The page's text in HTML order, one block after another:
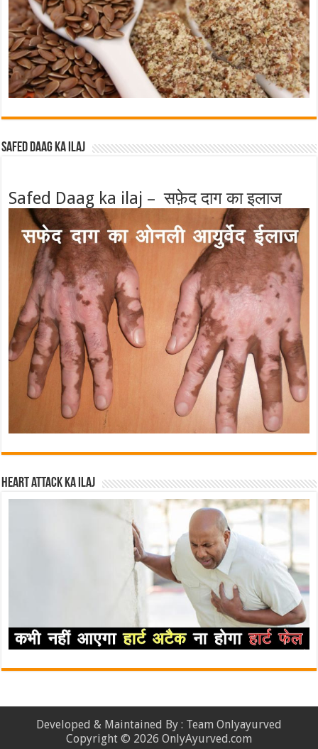
Safed Daag ka ilaj
Safed Daag ka ilaj – सफ़ेद दाग का इलाज
Heart attack ka ilaj
Developed & Maintained By : Team Onlyayurved
Copyright © 2026 OnlyAyurved.com